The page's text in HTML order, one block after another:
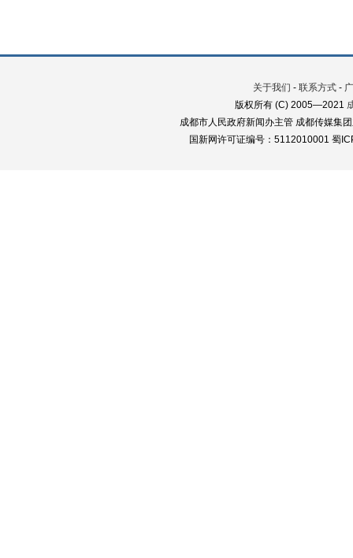
关于我们 - 联系方式 -
版权所有 (C) 2005—2021
成都市人民政府新闻办主管 成都传媒集
国新网许可证编号：5112010001 蜀